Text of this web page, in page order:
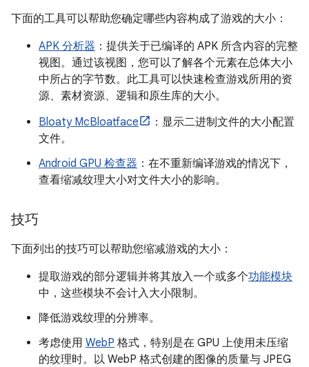
下面的工具可以帮助您确定哪些内容构成了游戏的大小：
APK 分析器 ：提供关于已编译的 APK 所含内容的完整
视图。通过该视图，您可以了解各个元素在总体大小
中所占的字节数。此工具可以快速检查游戏所用的资
源、素材资源、逻辑和原生库的大小。
Bloaty McBloatface
：显示二进制文件的大小配置
文件。
Android GPU 检查器 ：在不重新编译游戏的情况下，
查看缩减纹理大小对文件大小的影响。
技巧
下面列出的技巧可以帮助您缩减游戏的大小：
提取游戏的部分逻辑并将其放入一个或多个功能模块
中，这些模块不会计入大小限制。
降低游戏纹理的分辨率。
考虑使用 WebP 格式，特别是在 GPU 上使用未压缩
的纹理时。以 WebP 格式创建的图像的质量与 JPEG